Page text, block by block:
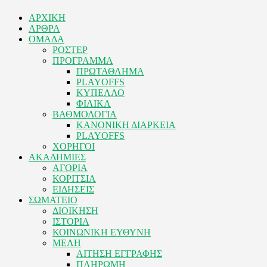
ΑΡΧΙΚΗ
ΑΡΘΡΑ
ΟΜΑΔΑ
ΡΟΣΤΕΡ
ΠΡΟΓΡΑΜΜΑ
ΠΡΩΤΑΘΛΗΜΑ
PLAYOFFS
ΚΥΠΕΛΛΟ
ΦΙΛΙΚΑ
ΒΑΘΜΟΛΟΓΙΑ
ΚΑΝΟΝΙΚΗ ΔΙΑΡΚΕΙΑ
PLAYOFFS
ΧΟΡΗΓΟΙ
ΑΚΑΔΗΜΙΕΣ
ΑΓΟΡΙΑ
ΚΟΡΙΤΣΙΑ
ΕΙΔΗΣΕΙΣ
ΣΩΜΑΤΕΙΟ
ΔΙΟΙΚΗΣΗ
ΙΣΤΟΡΙΑ
ΚΟΙΝΩΝΙΚΗ ΕΥΘΥΝΗ
ΜΕΛΗ
ΑΙΤΗΣΗ ΕΓΓΡΑΦΗΣ
ΠΛΗΡΩΜΗ